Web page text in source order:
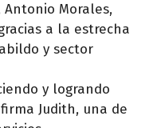
Morales,
a la estrecha
y sector
y logrando
Judith, una de